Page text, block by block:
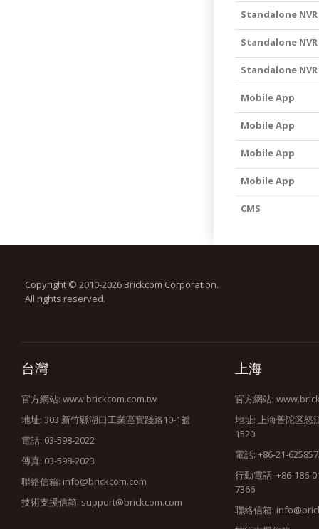
Standalone NVR
Standalone NVR
Standalone NVR
Mobile App
Mobile App
Mobile App
Mobile App
CMS
Copyright © 2010-2026 Brickcom Corporation.
All rights reserved.
台灣
官方網站: www.brickcom.com.tw
地址: 303 新竹縣湖口工業區實踐路10-1號
電話: 03-598-2022
傳真: 03-598-2023
聯絡信箱: info@brickcom.com
技術支援信箱: support@brickcom.com
上海
官方網站:
地址: 上海普陀区怒
1520
電話: +86-21-
行動電話: +86-186-
7366
聯絡信箱: